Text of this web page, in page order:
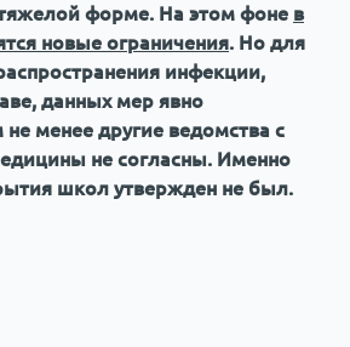
форме. На этом фоне в
новые ограничения. Но для
инфекции,
данных мер явно
не менее другие ведомства с
не согласны. Именно
школ утвержден не был.